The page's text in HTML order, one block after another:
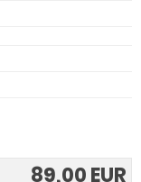
89,00 EUR